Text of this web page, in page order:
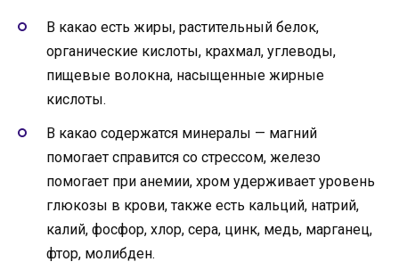
В какао есть жиры, растительный белок,
органические кислоты, крахмал, углеводы,
пищевые волокна, насыщенные жирные
кислоты.
В какао содержатся минералы — магний
помогает справится со стрессом, железо
помогает при анемии, хром удерживает уровень
глюкозы в крови, также есть кальций, натрий,
калий, фосфор, хлор, сера, цинк, медь, марганец,
фтор, молибден.